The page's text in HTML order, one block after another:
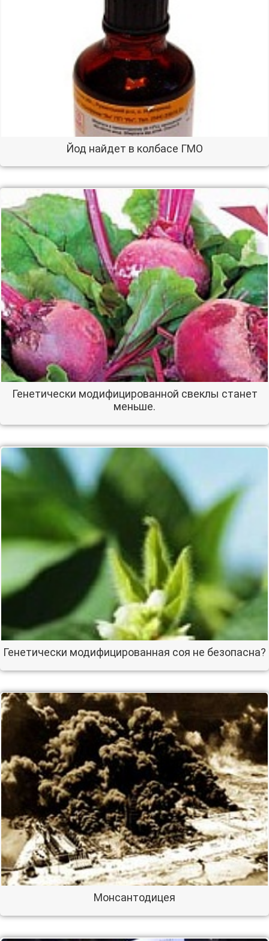
Йод найдет в колбасе ГМО
Генетически модифицированной свеклы станет
меньше.
Генетически модифицированная соя не безопасна?
Монсантодицея